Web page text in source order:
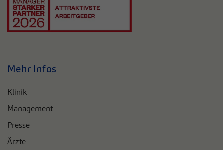
Mehr Infos
Klinik
Management
Presse
Ärzte